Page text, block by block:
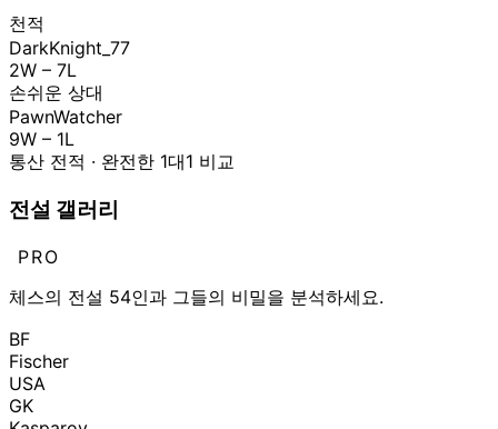
천적
DarkKnight_77
2W – 7L
손쉬운 상대
PawnWatcher
9W – 1L
통산 전적 · 완전한 1대1 비교
전설 갤러리
PRO
체스의 전설 54인과 그들의 비밀을 분석하세요.
BF
Fischer
USA
GK